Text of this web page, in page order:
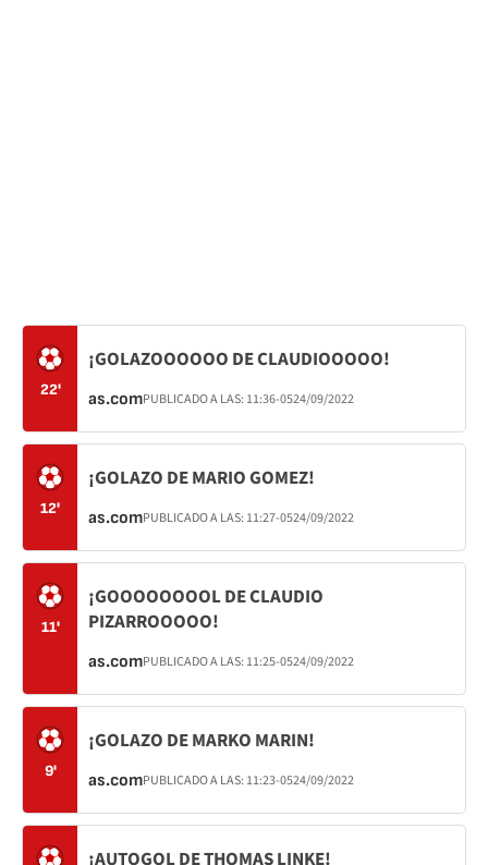
22'
¡GOLAZOOOOOO DE CLAUDIOOOOO!
as.comPUBLICADO A LAS: 11:36-0524/09/2022
12'
¡GOLAZO DE MARIO GOMEZ!
as.comPUBLICADO A LAS: 11:27-0524/09/2022
11'
¡GOOOOOOOOL DE CLAUDIO
PIZARROOOOO!
as.comPUBLICADO A LAS: 11:25-0524/09/2022
9'
¡GOLAZO DE MARKO MARIN!
as.comPUBLICADO A LAS: 11:23-0524/09/2022
¡AUTOGOL DE THOMAS LINKE!